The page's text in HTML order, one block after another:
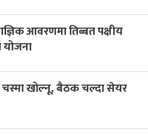
आवरणमा तिब्बत पक्षीय
योजना
खोल्नू, बैठक चल्दा सेयर